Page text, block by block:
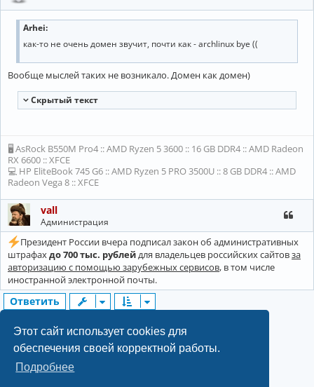
Этот сайт использует cookies для
обеспечения своей корректной работы.
Подробнее
Arhei:
как-то не очень домен звучит, почти как - archlinux bye ((
Вообще мыслей таких не возникало. Домен как домен)
Cкрытый текст
🖥 AsRock B550M Pro4 :: AMD Ryzen 5 3600 :: 16 GB DDR4 :: AMD Radeon
RX 6600 :: XFCE
💻 HP EliteBook 745 G6 :: AMD Ryzen 5 PRO 3500U :: 8 GB DDR4 :: AMD
Radeon Vega 8 :: XFCE
vall
Администрация
Президент России вчера подписал закон об административных
штрафахдо 700 тыс. рублейдля владельцев российских сайтовза
авторизацию с помощью зарубежных сервисов, в том числе
иностранной электронной почты.
Ответить